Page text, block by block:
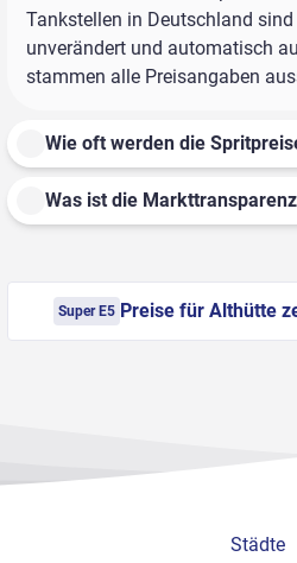
Tankstellen in Deutschland
unverändert und automatisch
stammen alle Preisangaben
Wie oft werden die
Was ist die
Super E5 Preise für Althütte
Städte